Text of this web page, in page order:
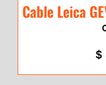
Cable Leica
$